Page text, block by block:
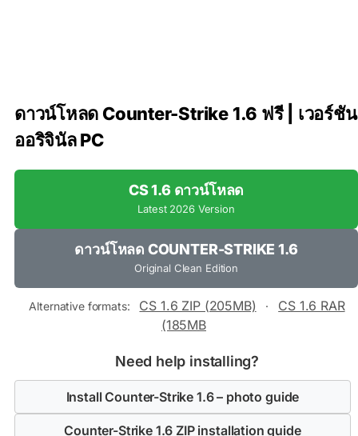
ดาวน์โหลด Counter-Strike 1.6 ฟรี | เวอร์ชัน
ออริจินัล PC
CS 1.6 ดาวน์โหลด
Latest 2026 Version
ดาวน์โหลด COUNTER-STRIKE 1.6
Original Clean Edition
Alternative formats: CS 1.6 ZIP (205MB) ·
CS 1.6 RAR
(185MB
Need help installing?
Install Counter-Strike 1.6 – photo guide
Counter-Strike 1.6 ZIP installation guide